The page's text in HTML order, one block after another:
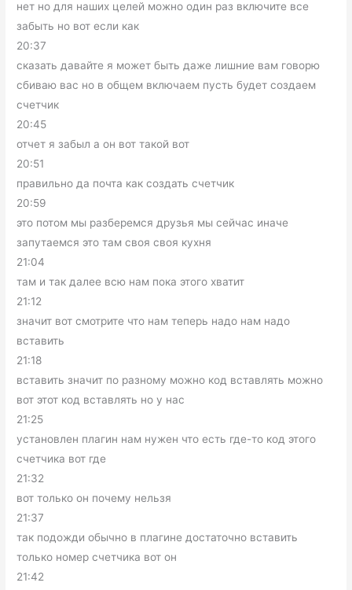
нет но для наших целей можно один раз включите все
забыть но вот если как
20:37
сказать давайте я может быть даже лишние вам говорю
сбиваю вас но в общем включаем пусть будет создаем
счетчик
20:45
отчет я забыл а он вот такой вот
20:51
правильно да почта как создать счетчик
20:59
это потом мы разберемся друзья мы сейчас иначе
запутаемся это там своя своя кухня
21:04
там и так далее всю нам пока этого хватит
21:12
значит вот смотрите что нам теперь надо нам надо
вставить
21:18
вставить значит по разному можно код вставлять можно
вот этот код вставлять но у нас
21:25
установлен плагин нам нужен что есть где-то код этого
счетчика вот где
21:32
вот только он почему нельзя
21:37
так подожди обычно в плагине достаточно вставить
только номер счетчика вот он
21:42